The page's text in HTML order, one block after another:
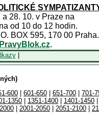
28. 10. v Praze na
od 10 do 12 hodin.
BOX 595, 170 00 Praha.
.
|
600 601-650 651-700 701-
1350 1351-1400 1401-1450
2001-2050 2051-2100